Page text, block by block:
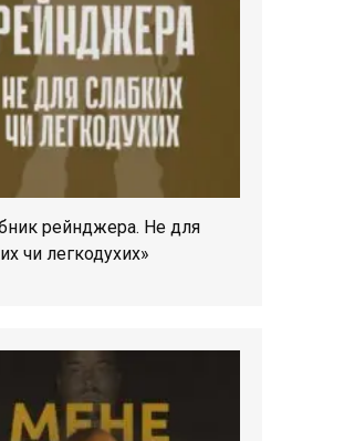
рейнджера. Не для
чи легкодухих»